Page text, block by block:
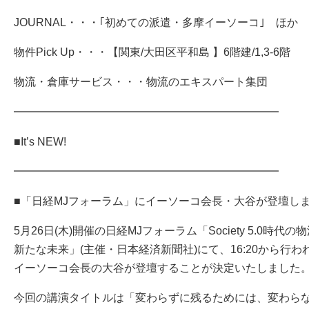
JOURNAL・・・｢初めての派遣・多摩イーソーコ｣ ほか
物件Pick Up・・・【関東/大田区平和島 】6階建/1,3‐6階
物流・倉庫サービス・・・物流のエキスパート集団
━━━━━━━━━━━━━━━━━━━━━━━━
■It’s NEW!
━━━━━━━━━━━━━━━━━━━━━━━━
■「日経MJフォーラム」にイーソーコ会長・大谷が登壇し
5月26日(木)開催の日経MJフォーラム「Society 5.0時代の
新たな未来」(主催・日本経済新聞社)にて、16:20から行わ
イーソーコ会長の大谷が登壇することが決定いたしました
今回の講演タイトルは「変わらずに残るためには、変わら